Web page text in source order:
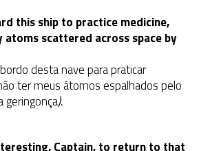
this ship to practice medicine,
atoms scattered across space by
desta nave para praticar
ter meus átomos espalhados pelo
geringonça).
Captain, to return to that